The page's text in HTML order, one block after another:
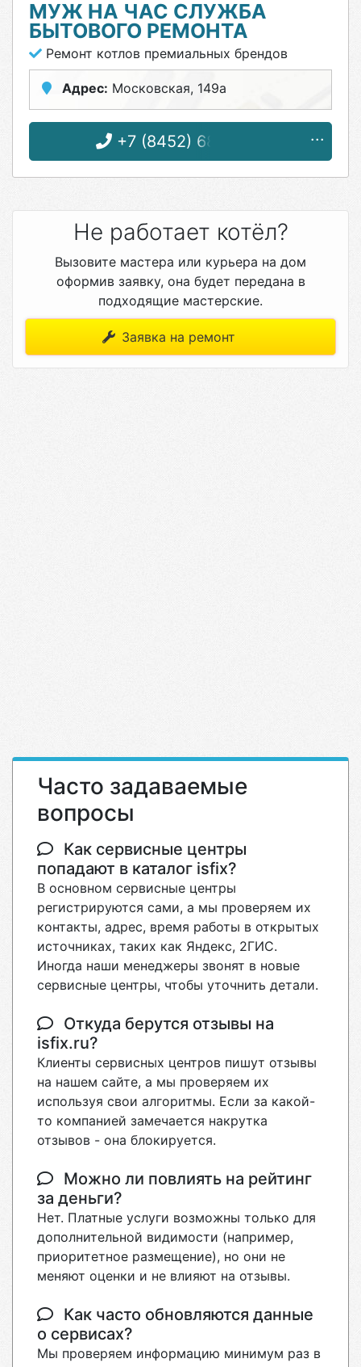
МУЖ НА ЧАС СЛУЖБА
БЫТОВОГО РЕМОНТА
Ремонт котлов премиальных брендов
Адрес: Московская, 149а
+7 (8452) 68-15-72
Не работает котёл?
Вызовите мастера или курьера на дом
оформив заявку, она будет передана в
подходящие мастерские.
Заявка на ремонт
Часто задаваемые
вопросы
Как сервисные центры
попадают в каталог isfix?
В основном сервисные центры
регистрируются сами, а мы проверяем их
контакты, адрес, время работы в открытых
источниках, таких как Яндекс, 2ГИС.
Иногда наши менеджеры звонят в новые
сервисные центры, чтобы уточнить детали.
Откуда берутся отзывы на
isfix.ru?
Клиенты сервисных центров пишут отзывы
на нашем сайте, а мы проверяем их
используя свои алгоритмы. Если за какой-
то компанией замечается накрутка
отзывов - она блокируется.
Можно ли повлиять на рейтинг
за деньги?
Нет. Платные услуги возможны только для
дополнительной видимости (например,
приоритетное размещение), но они не
меняют оценки и не влияют на отзывы.
Как часто обновляются данные
о сервисах?
Мы проверяем информацию минимум раз в